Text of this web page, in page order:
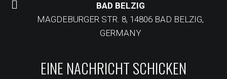
BAD BELZIG
MAGDEBURGER STR. 8, 14806 BAD BELZIG,
GERMANY
EINE NACHRICHT SCHICKEN